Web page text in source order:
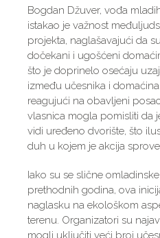
Bogdan Džuver, vođa
istakao je važnost
projekta, naglašavajući da
dočekani i ugošćeni
što je doprinelo osećaju
između učesnika i
reagujući na obavljeni
vlasnica mogla pomisliti da
vidi uređeno dvorište, što
duh u kojem je akcija
Iako su se slične
prethodnih godina, ova
naglasku na ekološkom
terenu. Organizatori su
mogli uključiti veći broj